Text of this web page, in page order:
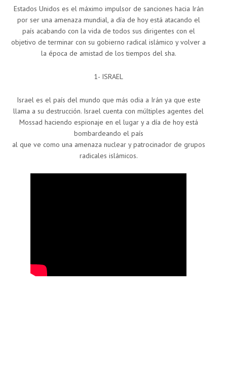
Estados Unidos es el máximo impulsor de sanciones hacia Irán
por ser una amenaza mundial, a día de hoy está atacando el
país acabando con la vida de todos sus dirigentes con el
objetivo de terminar con su gobierno radical islámico y volver a
la época de amistad de los tiempos del sha.
1- ISRAEL
Israel es el país del mundo que más odia a Irán ya que este
llama a su destrucción. Israel cuenta con múltiples agentes del
Mossad haciendo espionaje en el lugar y a día de hoy está
bombardeando el país
al que ve como una amenaza nuclear y patrocinador de grupos
radicales islámicos.